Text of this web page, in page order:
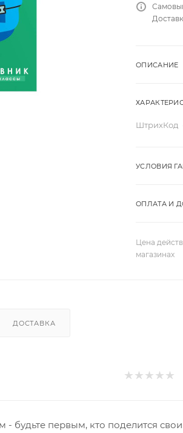
ОПИСАНИЕ
ШтрихКод
УСЛОВИЯ
ОПЛАТА И
Цена
магазинах
ДОСТАВКА
- будьте первым, кто поделится